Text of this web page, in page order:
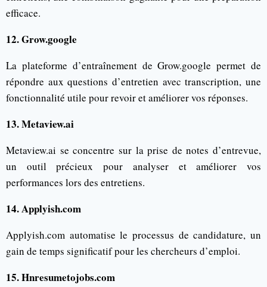
efficace.
12. Grow.google
La plateforme d’entraînement de Grow.google permet de
répondre aux questions d’entretien avec transcription, une
fonctionnalité utile pour revoir et améliorer vos réponses.
13. Metaview.ai
Metaview.ai se concentre sur la prise de notes d’entrevue,
un outil précieux pour analyser et améliorer vos
performances lors des entretiens.
14. Applyish.com
Applyish.com automatise le processus de candidature, un
gain de temps significatif pour les chercheurs d’emploi.
15. Hnresumetojobs.com